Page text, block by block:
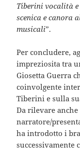
Tiberini vocalità e
scenica e canora
musicali”.
Per concludere,
impreziosita tra
Giosetta Guerra
coinvolgente
Tiberini e sulla
Da rilevare
narratore/
ha introdotto i
successivamente